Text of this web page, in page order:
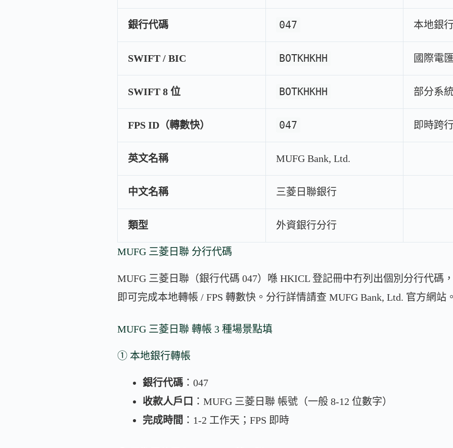
銀行代碼 047 本地銀
SWIFT / BIC BOTKHKHH 國際電
SWIFT 8 位 BOTKHKHH 部分系
FPS ID（轉數快） 047 即時跨
英文名稱 MUFG Bank, Ltd.
中文名稱 三菱日聯銀行
類型 外資銀行分行
MUFG 三菱日聯 分行代碼
MUFG 三菱日聯（銀行代碼 047）喺 HKICL 登記冊中冇列出個別分行代碼
即可完成本地轉帳 / FPS 轉數快。分行詳情請查 MUFG Bank, Ltd. 官方網站。
MUFG 三菱日聯 轉帳 3 種場景點填
① 本地銀行轉帳
銀行代碼 ：047
收款人戶口 ：MUFG 三菱日聯 帳號（一般 8-12 位數字）
完成時間 ：1-2 工作天；FPS 即時